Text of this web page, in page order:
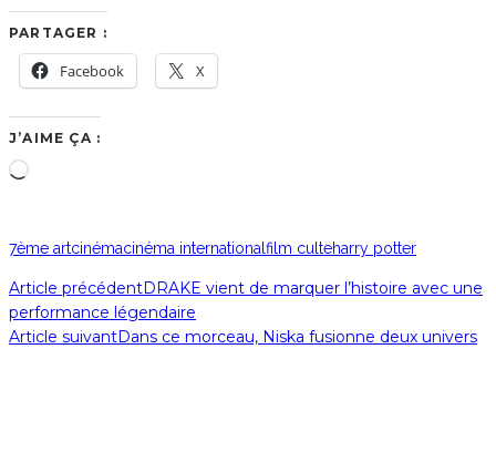
PARTAGER :
Facebook X
J’AIME ÇA :
Chargement…
7ème artcinémacinéma international film culteharry potter
Article précédentDRAKE vient de marquer l’histoire avec une
performance légendaire
Article suivantDans ce morceau, Niska fusionne deux univers